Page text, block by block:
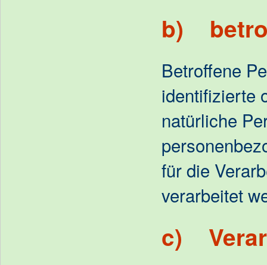
b)
Betroffene
identifizierte
natürliche
für die
verarbeitet
c)